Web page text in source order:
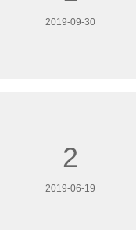
2019-09-30
2
2019-06-19